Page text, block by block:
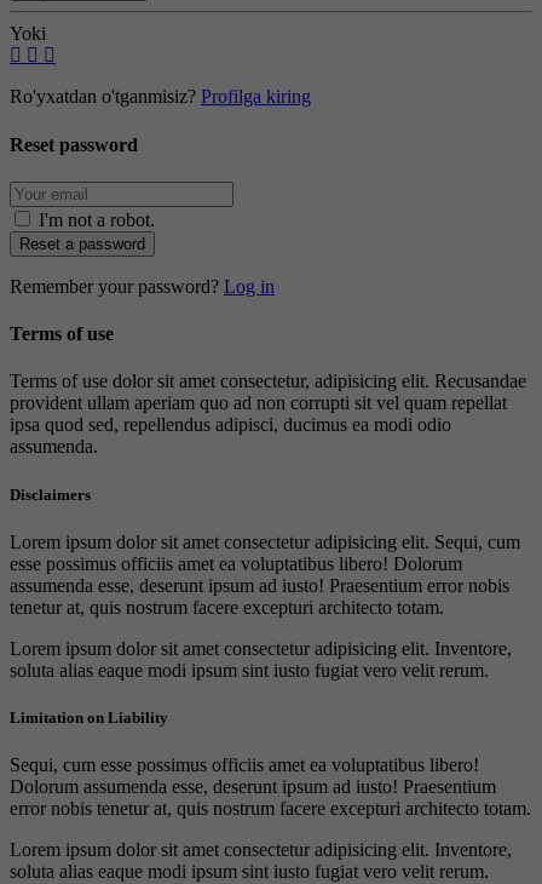
Yoki
Ro'yxatdan o'tganmisiz? Profilga kiring
Reset password
I'm not a robot.
Reset a password
Remember your password? Log in
Terms of use
Terms of use dolor sit amet consectetur, adipisicing elit. Recusandae
provident ullam aperiam quo ad non corrupti sit vel quam repellat
ipsa quod sed, repellendus adipisci, ducimus ea modi odio
assumenda.
Disclaimers
Lorem ipsum dolor sit amet consectetur adipisicing elit. Sequi, cum
esse possimus officiis amet ea voluptatibus libero! Dolorum
assumenda esse, deserunt ipsum ad iusto! Praesentium error nobis
tenetur at, quis nostrum facere excepturi architecto totam.
Lorem ipsum dolor sit amet consectetur adipisicing elit. Inventore,
soluta alias eaque modi ipsum sint iusto fugiat vero velit rerum.
Limitation on Liability
Sequi, cum esse possimus officiis amet ea voluptatibus libero!
Dolorum assumenda esse, deserunt ipsum ad iusto! Praesentium
error nobis tenetur at, quis nostrum facere excepturi architecto totam.
Lorem ipsum dolor sit amet consectetur adipisicing elit. Inventore,
soluta alias eaque modi ipsum sint iusto fugiat vero velit rerum.